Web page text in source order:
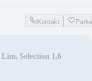
Kontakt
Selection 1,6